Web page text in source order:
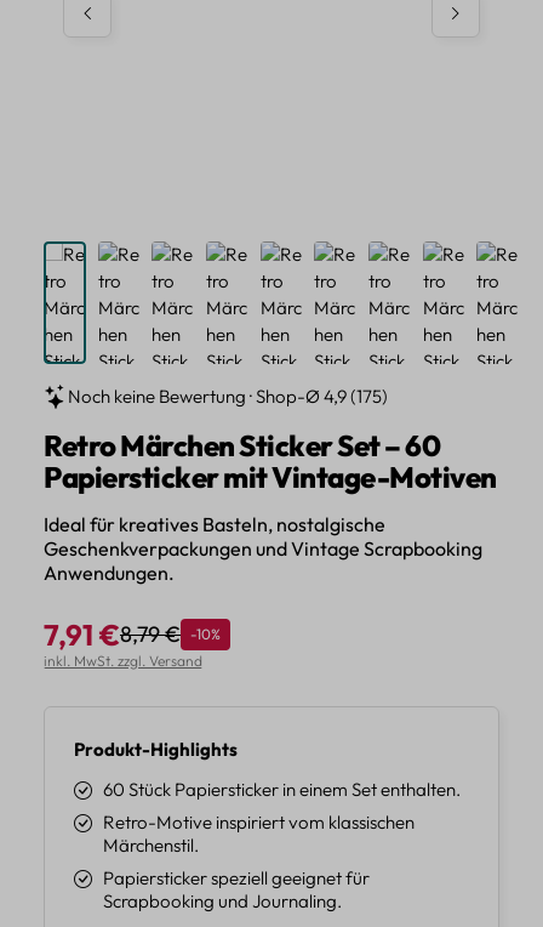
Noch keine Bewertung · Shop-Ø 4,9 (175)
Retro Märchen Sticker Set – 60
Papiersticker mit Vintage-Motiven
Ideal für kreatives Basteln, nostalgische
Geschenkverpackungen und Vintage Scrapbooking
Anwendungen.
Verkaufspreis:
7,91 €Regulärer Preis:
8,79 € Rabatt
-10%
inkl. MwSt. zzgl. Versand
Produkt-Highlights
60 Stück Papiersticker in einem Set enthalten.
Retro-Motive inspiriert vom klassischen
Märchenstil.
Papiersticker speziell geeignet für
Scrapbooking und Journaling.